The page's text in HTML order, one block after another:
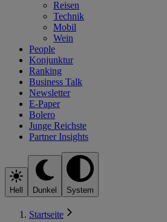
Reisen
Technik
Mobil
Wein
People
Konjunktur
Ranking
Business Talk
Newsletter
E-Paper
Bolero
Junge Reichste
Partner Insights
Hell Dunkel System
Startseite